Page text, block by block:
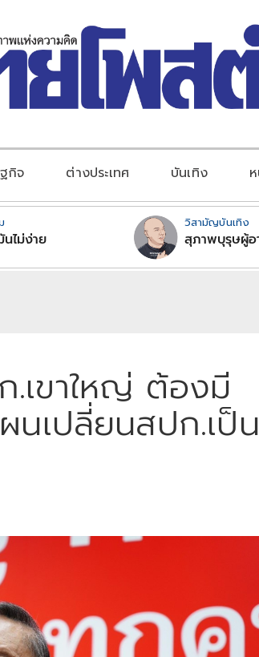
กิจ ต่างประเทศ บันเทิง
ไม่ง่าย
วิสามัญบันเทิง
สุภาพบุรุษผู้อ
เขาใหญ่ ต้องมี
นเปลี่ยนสปก.เป็น